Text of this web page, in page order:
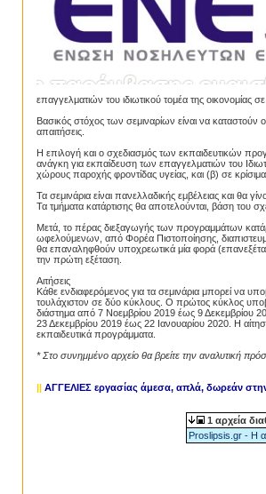
επαγγελματιών του ιδιωτικού τομέα της οικονομίας
Βασικός στόχος των σεμιναρίων είναι να καταστούν
απαιτήσεις.
Η επιλογή και ο σχεδιασμός των εκπαιδευτικών
ανάγκη για εκπαίδευση των επαγγελματιών του
χώρους παροχής φροντίδας υγείας, και (β) σε
Τα σεμινάρια είναι πανελλαδικής εμβέλειας και
Τα τμήματα κατάρτισης θα αποτελούνται, βάση του
Μετά, το πέρας διεξαγωγής των προγραμμάτων
ωφελούμενων, από Φορέα Πιστοποίησης,
θα επαναληφθούν υποχρεωτικά μία φορά
την πρώτη εξέταση.
Αιτήσεις
Κάθε ενδιαφερόμενος για τα σεμινάρια μπορεί να
τουλάχιστον σε δύο κύκλους. Ο πρώτος κύκλος
διάστημα από 7 Νοεμβρίου 2019 έως 9 Δεκεμβρίου
23 Δεκεμβρίου 2019 έως 22 Ιανουαρίου 2020. Η
εκπαιδευτικά προγράμματα.
* Στο συνημμένο αρχείο θα βρείτε την αναλυτική
|| ΑΓΓΕΛΙΕΣ εργασίας άμεσα, απλά, δωρεάν
1 αρχεία
Proslipsis.gr - Η